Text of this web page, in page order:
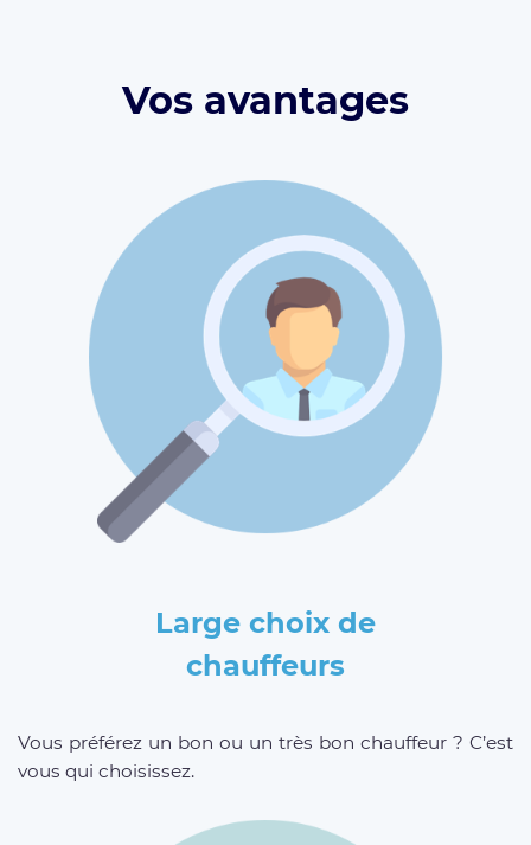
Vos avantages
Large choix de
chauffeurs
Vous préférez un bon ou un très bon chauffeur ? C’est
vous qui choisissez.